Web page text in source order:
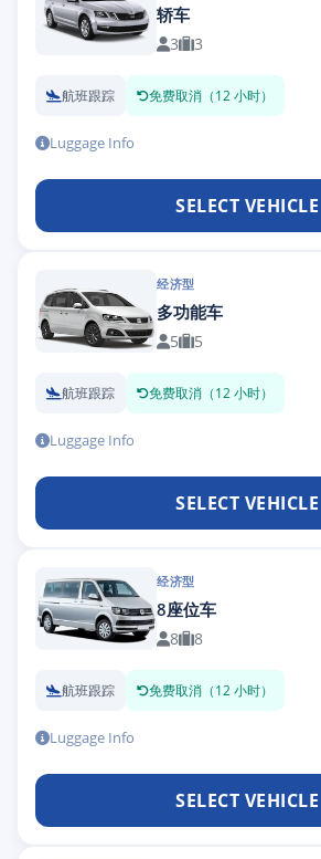
轿车
3 3
航班跟踪 免费取消（12 小时）
Luggage Info
SELECT VEHICLE
经济型
多功能车
5 5
航班跟踪 免费取消（12 小时）
Luggage Info
SELECT VEHICLE
经济型
8座位车
8 8
航班跟踪 免费取消（12 小时）
Luggage Info
SELECT VEHICLE